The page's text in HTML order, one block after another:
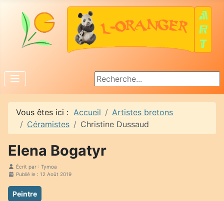
Rechercher
Vous êtes ici : Accueil
Artistes bretons
Céramistes
Christine Dussaud
Elena Bogatyr
Écrit par : Tymoa
Publié le : 12 Août 2019
Peintre